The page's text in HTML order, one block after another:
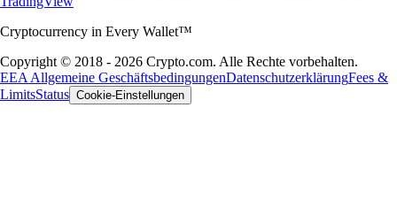
Cryptocurrency in Every Wallet™
Copyright © 2018 - 2026 Crypto.com. Alle Rechte vorbehalten.
EEA Allgemeine GeschäftsbedingungenDatenschutzerklärungFees &
LimitsStatus Cookie-Einstellungen